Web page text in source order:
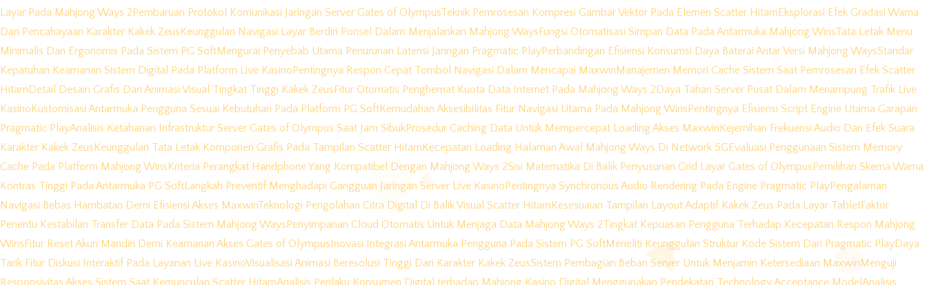
Layar Pada Mahjong Ways 2Pembaruan Protokol Komunikasi Jaringan Server Gates of OlympusTeknik Pemrosesan Kompresi Gambar Vektor Pada Elemen Scatter HitamEksplorasi Efek Gradasi Warna
Dan Pencahayaan Karakter Kakek ZeusKeunggulan Navigasi Layar Berdiri Ponsel Dalam Menjalankan Mahjong WaysFungsi Otomatisasi Simpan Data Pada Antarmuka Mahjong WinsTata Letak Menu
Minimalis Dan Ergonomis Pada Sistem PG SoftMengurai Penyebab Utama Penurunan Latensi Jaringan Pragmatic PlayPerbandingan Efisiensi Konsumsi Daya Baterai Antar Versi Mahjong WaysStandar
Kepatuhan Keamanan Sistem Digital Pada Platform Live KasinoPentingnya Respon Cepat Tombol Navigasi Dalam Mencapai MaxwinManajemen Memori Cache Sistem Saat Pemrosesan Efek Scatter
HitamDetail Desain Grafis Dan Animasi Visual Tingkat Tinggi Kakek ZeusFitur Otomatis Penghemat Kuota Data Internet Pada Mahjong Ways 2Daya Tahan Server Pusat Dalam Menampung Trafik Live
KasinoKustomisasi Antarmuka Pengguna Sesuai Kebutuhan Pada Platform PG SoftKemudahan Aksesibilitas Fitur Navigasi Utama Pada Mahjong WinsPentingnya Efisiensi Script Engine Utama Garapan
Pragmatic PlayAnalisis Ketahanan Infrastruktur Server Gates of Olympus Saat Jam SibukProsedur Caching Data Untuk Mempercepat Loading Akses MaxwinKejernihan Frekuensi Audio Dan Efek Suara
Karakter Kakek ZeusKeunggulan Tata Letak Komponen Grafis Pada Tampilan Scatter HitamKecepatan Loading Halaman Awal Mahjong Ways Di Network 5GEvaluasi Penggunaan Sistem Memory
Cache Pada Platform Mahjong WinsKriteria Perangkat Handphone Yang Kompatibel Dengan Mahjong Ways 2Sisi Matematika Di Balik Penyusunan Grid Layar Gates of OlympusPemilihan Skema Warna
Kontras Tinggi Pada Antarmuka PG SoftLangkah Preventif Menghadapi Gangguan Jaringan Server Live KasinoPentingnya Synchronous Audio Rendering Pada Engine Pragmatic PlayPengalaman
Navigasi Bebas Hambatan Demi Efisiensi Akses MaxwinTeknologi Pengolahan Citra Digital Di Balik Visual Scatter HitamKesesuaian Tampilan Layout Adaptif Kakek Zeus Pada Layar TabletFaktor
Penentu Kestabilan Transfer Data Pada Sistem Mahjong WaysPenyimpanan Cloud Otomatis Untuk Menjaga Data Mahjong Ways 2Tingkat Kepuasan Pengguna Terhadap Kecepatan Respon Mahjong
WinsFitur Reset Akun Mandiri Demi Keamanan Akses Gates of OlympusInovasi Integrasi Antarmuka Pengguna Pada Sistem PG SoftMeneliti Keunggulan Struktur Kode Sistem Dari Pragmatic PlayDaya
Tarik Fitur Diskusi Interaktif Pada Layanan Live KasinoVisualisasi Animasi Beresolusi Tinggi Dari Karakter Kakek ZeusSistem Pembagian Beban Server Untuk Menjamin Ketersediaan MaxwinMenguji
Responsivitas Akses Sistem Saat Kemunculan Scatter HitamAnalisis Perilaku Konsumen Digital terhadap Mahjong Kasino Digital Menggunakan Pendekatan Technology Acceptance Model Analisis